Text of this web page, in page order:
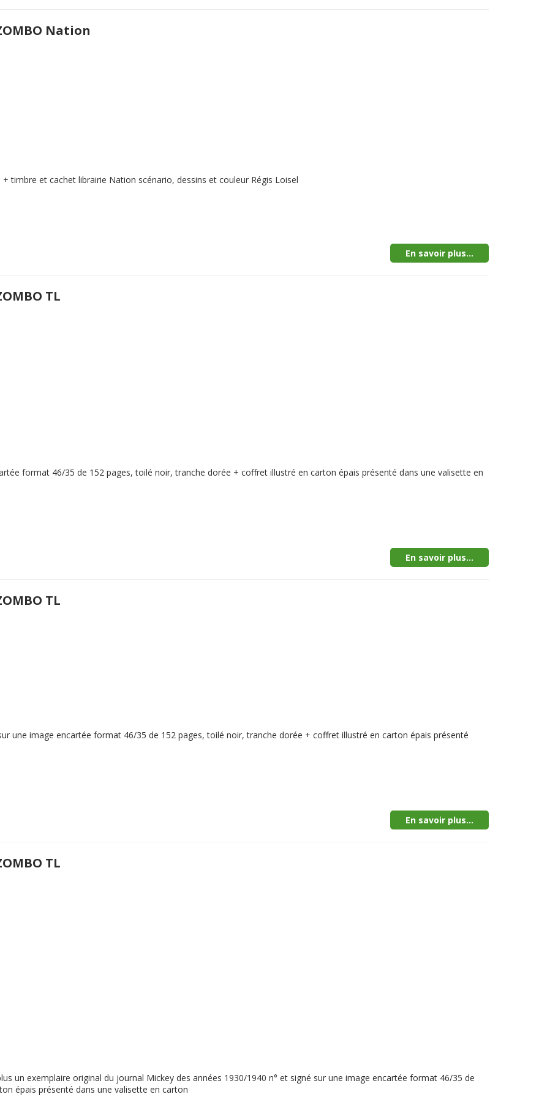
Nation
timbre et cachet librairie Nation scénario, dessins et couleur Régis Loisel
En savoir plus...
TL
format 46/35 de 152 pages, toilé noir, tranche dorée + coffret illustré en carton épais présenté dans une valisette en
En savoir plus...
TL
une image encartée format 46/35 de 152 pages, toilé noir, tranche dorée + coffret illustré en carton épais présenté
En savoir plus...
TL
un exemplaire original du journal Mickey des années 1930/1940 n° et signé sur une image encartée format 46/35 de
épais présenté dans une valisette en carton